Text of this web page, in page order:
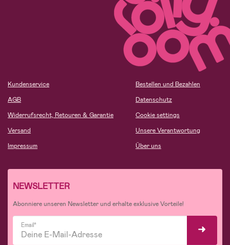
Kundenservice
AGB
Widerrufsrecht, Retouren & Garantie
Versand
Impressum
Bestellen und Bezahlen
Datenschutz
Cookie settings
Unsere Verantwortung
Über uns
NEWSLETTER
Abonniere unseren Newsletter und erhalte exklusive Vorteile!
Email*